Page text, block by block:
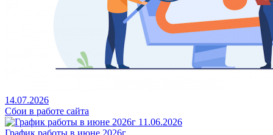
14.07.2026
Сбои в работе сайта
11.06.2026
График работы в июне 2026г